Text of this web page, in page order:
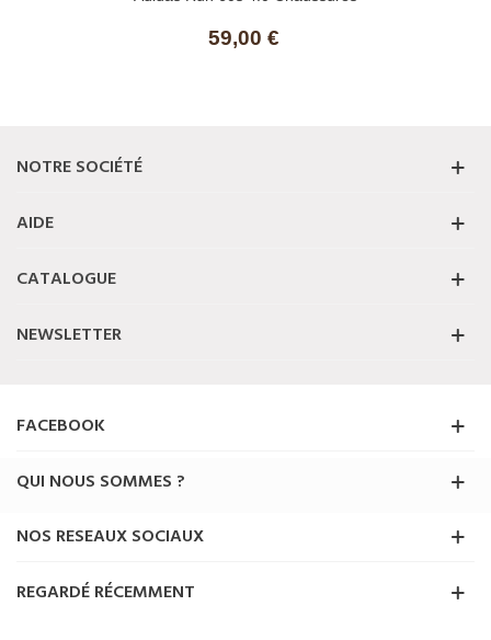
59,00 €
NOTRE SOCIÉTÉ
AIDE
CATALOGUE
NEWSLETTER
FACEBOOK
QUI NOUS SOMMES ?
NOS RESEAUX SOCIAUX
REGARDÉ RÉCEMMENT